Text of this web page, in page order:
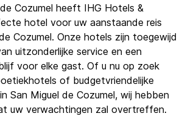
Cozumel heeft IHG Hotels &
hotel voor uw aanstaande reis
Cozumel. Onze hotels zijn toegewijd
uitzonderlijke service en een
voor elke gast. Of u nu op zoek
of budgetvriendelijke
San Miguel de Cozumel, wij hebben
uw verwachtingen zal overtreffen.